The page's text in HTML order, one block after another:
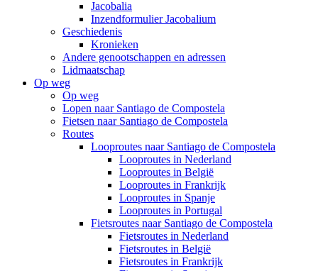
Jacobalia
Inzendformulier Jacobalium
Geschiedenis
Kronieken
Andere genootschappen en adressen
Lidmaatschap
Op weg
Op weg
Lopen naar Santiago de Compostela
Fietsen naar Santiago de Compostela
Routes
Looproutes naar Santiago de Compostela
Looproutes in Nederland
Looproutes in België
Looproutes in Frankrijk
Looproutes in Spanje
Looproutes in Portugal
Fietsroutes naar Santiago de Compostela
Fietsroutes in Nederland
Fietsroutes in België
Fietsroutes in Frankrijk